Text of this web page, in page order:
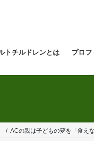
トチルドレンとは プロフ
ACの親は子どもの夢を「食え